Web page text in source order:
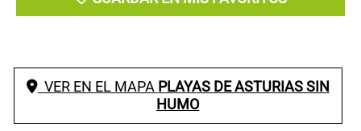
VER EN EL MAPA PLAYAS DE ASTURIAS SIN
HUMO